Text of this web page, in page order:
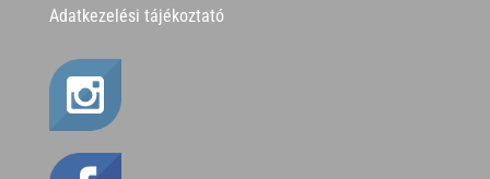
Adatkezelési tájékoztató